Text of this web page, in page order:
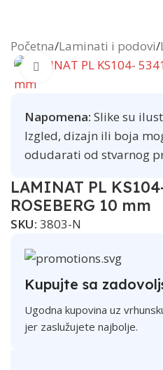
Početna/Laminati i podovi/
Click to enlarge
Napomena: Slike su
Izgled, dizajn ili boja
odudarati od stvarnog
LAMINAT PL
ROSEBERG 10 mm
SKU: 3803-N
Kupujte sa
Ugodna kupovina uz
jer zaslužujete najbolje.